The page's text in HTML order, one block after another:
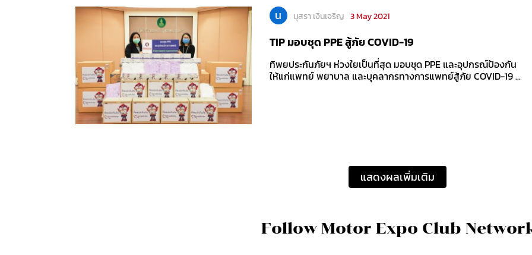
น นุสรา เงินเจริญ 3 May 2021
TIP มอบชุด PPE สู้ภัย COVID-19
ทิพยประกันภัยฯ ห่วงใยเป็นที่สุด มอบชุด PPE และอุปกรณ์ป้องกัน
ให้แก่แพทย์ พยาบาล และบุคลากรทางการแพทย์สู้ภัย COVID-19 ...
แสดงผลเพิ่มเติม
Follow Motor Expo Club